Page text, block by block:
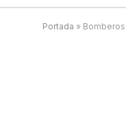
Portada »